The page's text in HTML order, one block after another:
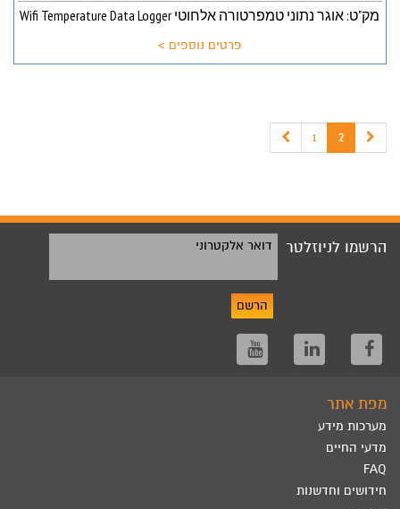
מק"ט: אוגר נתוני טמפרטורה אלחוטי Wifi Temperature Data Logger
פרטים נוספים >
1 2
הרשמו לניוזלטר דואר אלקטרוני
הרשם
מפת אתר
מערכות מידע
מדעי החיים
FAQ
חידושים וחדשנות